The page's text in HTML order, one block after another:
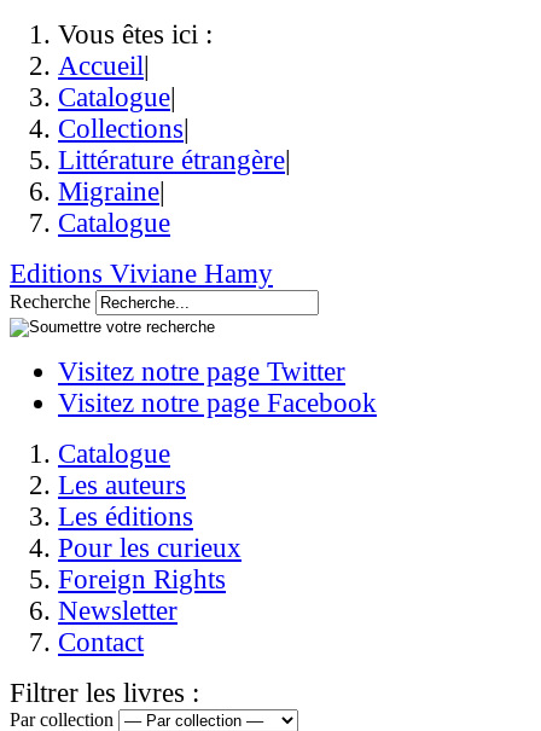
Vous êtes ici :
Accueil|
Catalogue|
Collections|
Littérature étrangère|
Migraine|
Catalogue
Editions Viviane Hamy
Recherche
Visitez notre page Twitter
Visitez notre page Facebook
Catalogue
Les auteurs
Les éditions
Pour les curieux
Foreign Rights
Newsletter
Contact
Filtrer les livres :
Par collection